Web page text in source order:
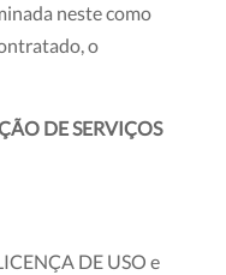
neste como
o
DE SERVIÇOS
DE USO e